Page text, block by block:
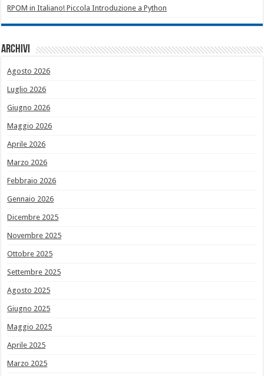
RPOM in Italiano! Piccola Introduzione a Python
Archivi
Agosto 2026
Luglio 2026
Giugno 2026
Maggio 2026
Aprile 2026
Marzo 2026
Febbraio 2026
Gennaio 2026
Dicembre 2025
Novembre 2025
Ottobre 2025
Settembre 2025
Agosto 2025
Giugno 2025
Maggio 2025
Aprile 2025
Marzo 2025